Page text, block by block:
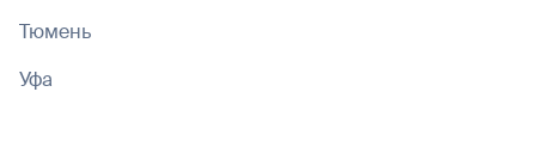
Тюмень
Уфа